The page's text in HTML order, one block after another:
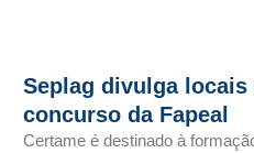
Seplag divulga locais
concurso da Fapeal
Certame é destinado à